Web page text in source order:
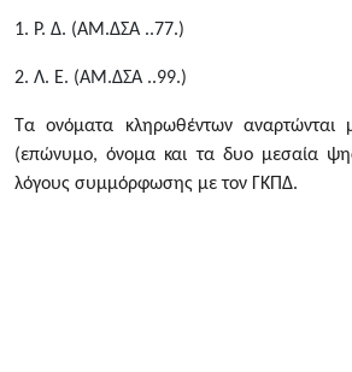
1. Ρ. Δ. (ΑΜ.ΔΣΑ ..77.)
2. Λ. Ε. (ΑΜ.ΔΣΑ ..99.)
Τα ονόματα κληρωθέντων αναρτώνται
(επώνυμο, όνομα και τα δυο μεσαία
λόγους συμμόρφωσης με τον ΓΚΠΔ.